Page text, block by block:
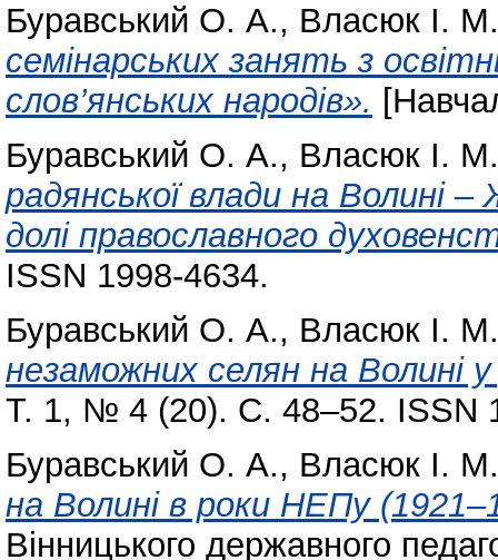
Буравський О. А., Власюк І. М.
семінарських занять з
слов’янських народів».
Буравський О. А., Власюк І. М.
радянської влади на Волині
долі православного
ISSN 1998-4634.
Буравський О. А., Власюк І. М.
незаможних селян на Волині
Т. 1, № 4 (20). С. 48–52. ISSN
Буравський О. А., Власюк І. М.
на Волині в роки НЕПу
Вінницького державного